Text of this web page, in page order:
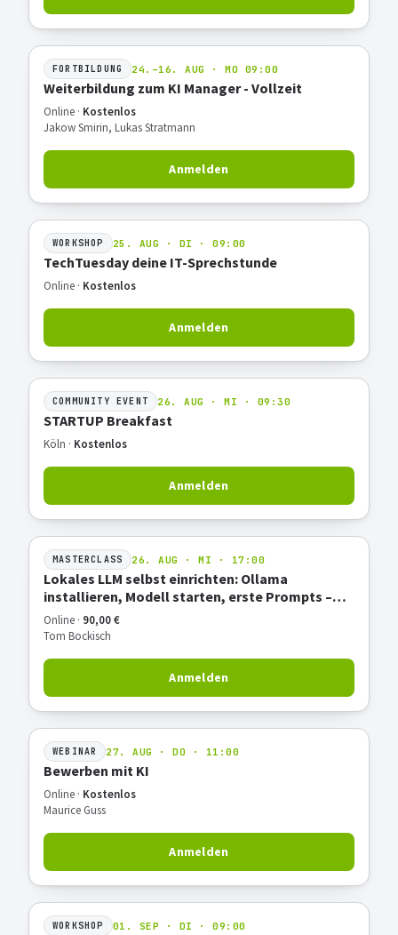
FORTBILDUNG 24.–16. AUG · MO 09:00
Weiterbildung zum KI Manager - Vollzeit
Online · Kostenlos
Jakow Smirin, Lukas Stratmann
Anmelden
WORKSHOP 25. AUG · DI · 09:00
TechTuesday deine IT-Sprechstunde
Online · Kostenlos
Anmelden
COMMUNITY EVENT 26. AUG · MI · 09:30
STARTUP Breakfast
Köln · Kostenlos
Anmelden
MASTERCLASS 26. AUG · MI · 17:00
Lokales LLM selbst einrichten: Ollama
installieren, Modell starten, erste Prompts –
Hands-on
Online · 90,00 €
Tom Bockisch
Anmelden
WEBINAR 27. AUG · DO · 11:00
Bewerben mit KI
Online · Kostenlos
Maurice Guss
Anmelden
WORKSHOP 01. SEP · DI · 09:00